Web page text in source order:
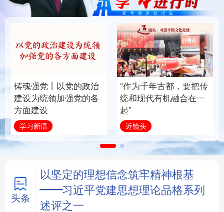
思客智库 全球连线 教育
科技 科创 量子 体育
健康 军事
访谈 视频 图片 政务
信息化 数字经济
学术中国 乡村振兴 银龄 溯源中国
城市 旅游 能源 会展
铸魂强党丨以党的政治
建设为统领加强党的各
方面建设
学习新语
“作为千年古都，要把传
统和现代有机融合在一
起”
近镜头
头条
以坚定的理想信念筑牢精神根基
——习近平党建思想理论品格系列
述评之一